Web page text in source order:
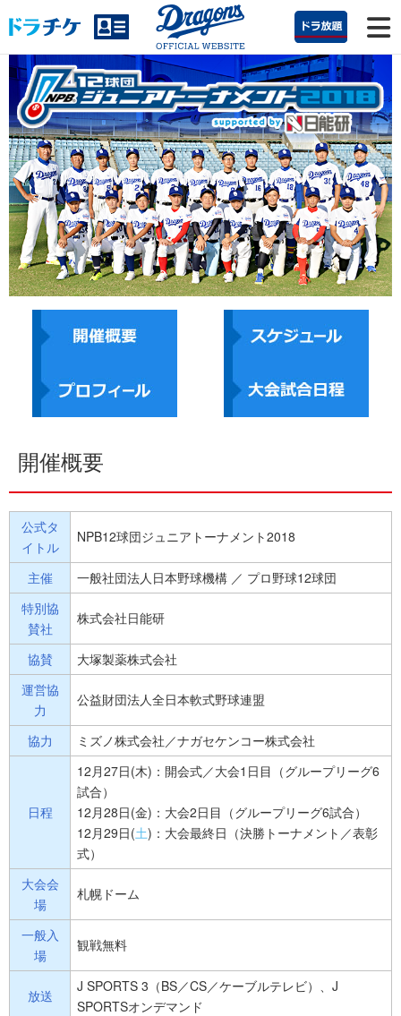
開催概要
公式タ
イトル
NPB12球団ジュニアトーナメント2018
主催
一般社団法人日本野球機構 ／ プロ野球12球団
特別協
賛社
株式会社日能研
協賛
大塚製薬株式会社
運営協
力
公益財団法人全日本軟式野球連盟
協力 ミズノ株式会社／ナガセケンコー株式会社
日程
12月27日(木)：開会式／大会1日目（グループリーグ6
試合）
12月28日(金)：大会2日目（グループリーグ6試合）
12月29日(土)：大会最終日（決勝トーナメント／表彰
式）
大会会
場
札幌ドーム
一般入
場
観戦無料
放送
J SPORTS 3（BS／CS／ケーブルテレビ）、J
SPORTSオンデマンド